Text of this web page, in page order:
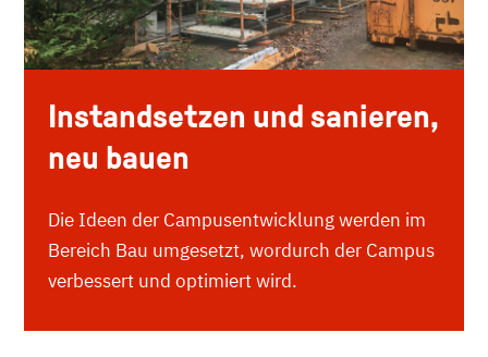
Instandsetzen und sanieren,
neu bauen
Die Ideen der Campusentwicklung werden im
Bereich Bau umgesetzt, wordurch der Campus
verbessert und optimiert wird.